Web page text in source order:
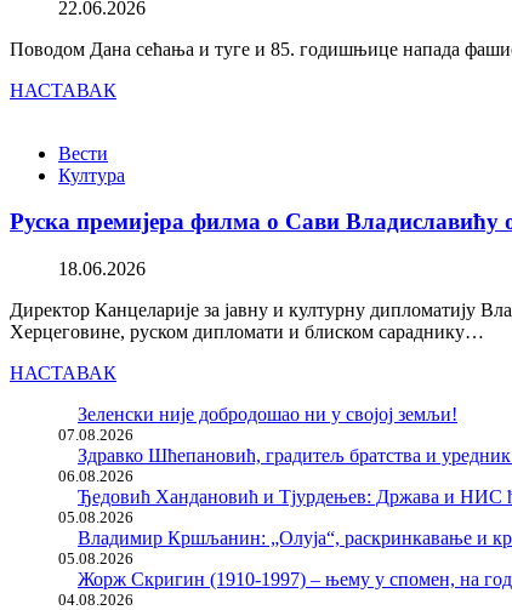
22.06.2026
Поводом Дана сећања и туге и 85. годишњице напада
НАСТАВАК
Вести
Култура
Руска премијера филма о Сави Владиславићу
18.06.2026
Директор Канцеларије за јавну и културну дипломатију
Херцеговине, руском дипломати и блиском сараднику…
НАСТАВАК
Зеленски није добродошао ни у својој земљи!
07.08.2026
Здравко Шћепановић, градитељ братства и
06.08.2026
Ђедовић Хандановић и Тјурдењев: Држава и НИС
05.08.2026
Владимир Кршљанин: „Олуја“, раскринкавање и
05.08.2026
Жорж Скригин (1910-1997) – њему у спомен, на
04.08.2026